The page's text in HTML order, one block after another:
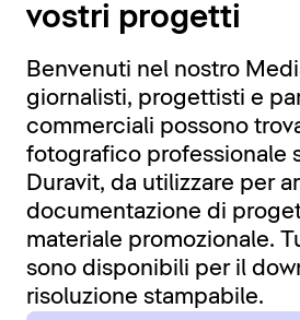
vostri progetti
Benvenuti nel nostro
giornalisti, progettisti e
commerciali possono
fotografico professionale
Duravit, da utilizzare per
documentazione di
materiale promozionale.
sono disponibili per il
risoluzione stampabile.